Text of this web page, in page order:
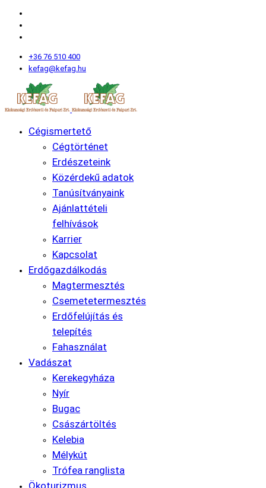
+36 76 510 400
kefag@kefag.hu
Cégismertető
Cégtörténet
Erdészeteink
Közérdekű adatok
Tanúsítványaink
Ajánlattételi
felhívások
Karrier
Kapcsolat
Erdőgazdálkodás
Magtermesztés
Csemetetermesztés
Erdőfelújítás és
telepítés
Fahasználat
Vadászat
Kerekegyháza
Nyír
Bugac
Császártöltés
Kelebia
Mélykút
Trófea ranglista
Ökoturizmus